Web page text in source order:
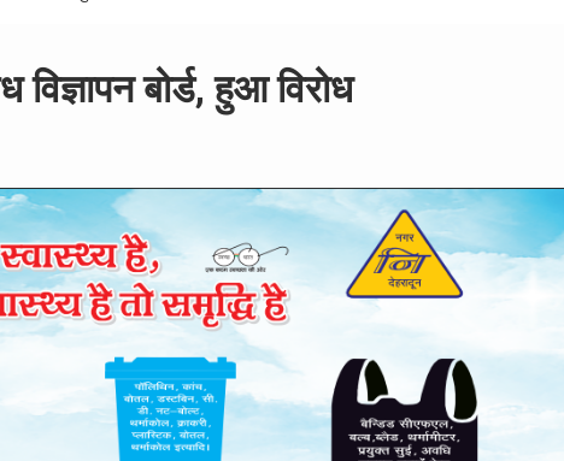
बोर्ड, हुआ विरोध